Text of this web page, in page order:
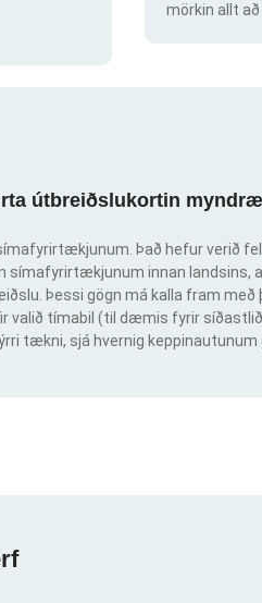
mörkin allt
útbreiðslukortin
Það hefur verið
innan landsins,
Þessi gögn má kalla fram með
valið tímabil (til dæmis fyrir
tækni, sjá hvernig keppinautunum